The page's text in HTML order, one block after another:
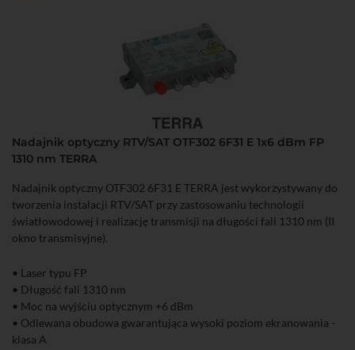
Nadajnik optyczny RTV/SAT OTF302 6F31 E 1x6 dBm FP
1310 nm TERRA
Nadajnik optyczny OTF302 6F31 E TERRA jest wykorzystywany do
tworzenia instalacji RTV/SAT przy zastosowaniu technologii
światłowodowej i realizację transmisji na długości fali 1310 nm (II
okno transmisyjne).
• Laser typu FP
• Długość fali 1310 nm
• Moc na wyjściu optycznym +6 dBm
• Odlewana obudowa gwarantująca wysoki poziom ekranowania -
klasa A